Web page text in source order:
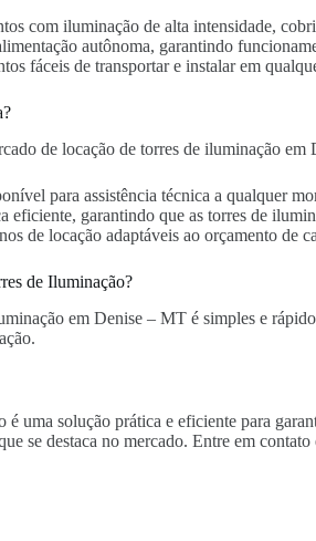
com iluminação de alta intensidade,
autônoma, garantindo
fáceis de transportar e instalar em
de locação de torres de iluminação
para assistência técnica a qualquer
eficiente, garantindo que as torres de
de locação adaptáveis ao orçamento de
de Iluminação?
em Denise – MT é simples e
uma solução prática e eficiente para
se destaca no mercado. Entre em